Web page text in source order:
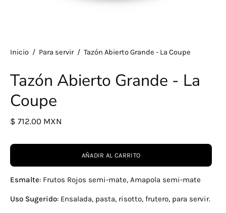
Inicio / Para servir / Tazón Abierto Grande - La Coupe
Tazón Abierto Grande - La
Coupe
$ 712.00 MXN
AÑADIR AL CARRITO
Esmalte: Frutos Rojos semi-mate, Amapola semi-mate
Uso Sugerido: Ensalada, pasta, risotto, frutero, para servir.